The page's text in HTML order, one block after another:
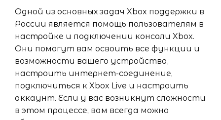
Одной из основных задач Xbox поддержки в
России является помощь пользователям в
настройке и подключении консоли Xbox.
Они помогут вам освоить все функции и
возможности вашего устройства,
настроить интернет-соединение,
подключиться к Xbox Live и настроить
аккаунт. Если у вас возникнут сложности
в этом процессе, вам всегда можно